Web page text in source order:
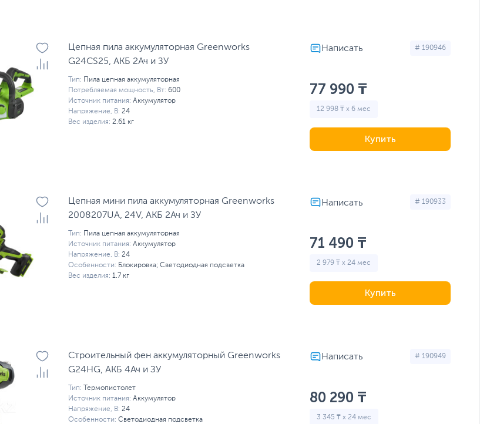
Цепная пила аккумуляторная Greenworks
G24CS25, АКБ 2Ач и ЗУ
Тип:
Пила цепная аккумуляторная
Потребляемая мощность, Вт: 600
Источник питания: Аккумулятор
Напряжение, В: 24
Вес изделия: 2.61 кг
# 190946
77 990 ₸
12 998 ₸ x 6 мес
Купить
Цепная мини пила аккумуляторная Greenworks
2008207UA, 24V, АКБ 2Ач и ЗУ
Тип:
Пила цепная аккумуляторная
Источник питания: Аккумулятор
Напряжение, В: 24
Особенности: Блокировка; Светодиодная подсветка
Вес изделия: 1.7 кг
# 190933
71 490 ₸
2 979 ₸ x 24 мес
Купить
Строительный фен аккумуляторный Greenworks
G24HG, АКБ 4Ач и ЗУ
Тип:
Термопистолет
Источник питания: Аккумулятор
Напряжение, В: 24
Особенности: Светодиодная подсветка
# 190949
80 290 ₸
3 345 ₸ x 24 мес